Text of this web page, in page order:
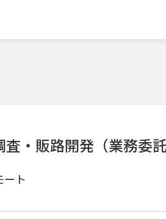
・販路開発（業務委託
ート